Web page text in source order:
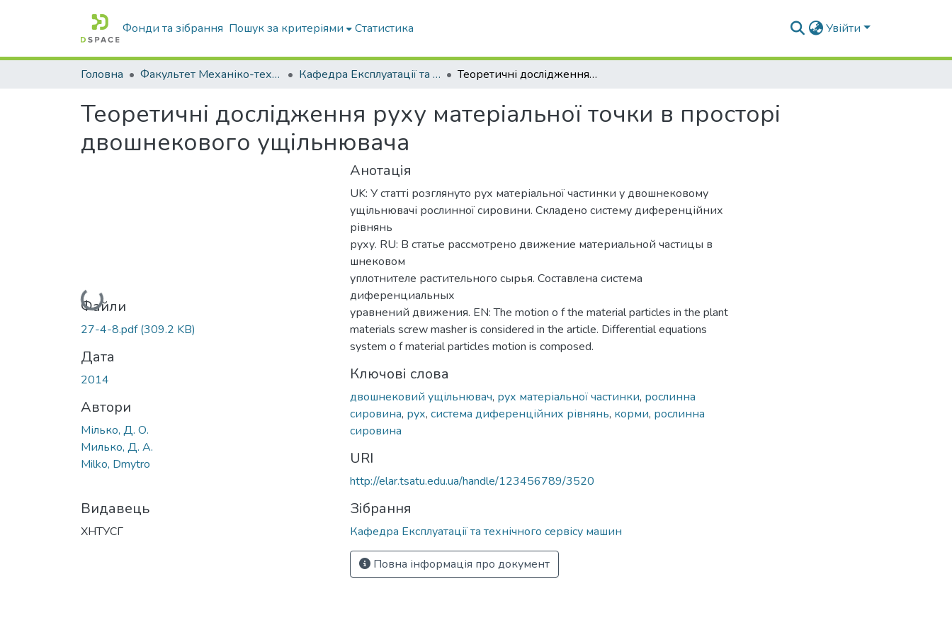
Фонди та зібрання Пошук за критеріями Статистика Увійти
Головна Факультет Механіко-технологічний Кафедра Експлуатації та технічного сервісу машин Теоретичні дослідження руху матеріальної точки в просторі двошнекового ущільнювача
Теоретичні дослідження руху матеріальної точки в просторі
двошнекового ущільнювача
Вантажиться...
Файли
27-4-8.pdf(309.2 KB)
Дата
2014
Автори
Мілько, Д. О.
Милько, Д. А.
Milko, Dmytro
Видавець
ХНТУСГ
Анотація
UK: У статті розглянуто рух матеріальної частинки у двошнековому
ущільнювачі рослинної сировини. Складено систему диференційних
рівнянь
руху. RU: В статье рассмотрено движение материальной частицы в
шнековом
уплотнителе растительного сырья. Составлена система
диференциальных
уравнений движения. EN: The motion o f the material particles in the plant
materials screw masher is considered in the article. Differential equations
system o f material particles motion is composed.
Ключові слова
двошнековий ущільнювач, рух матеріальної частинки, рослинна
сировина, рух, система диференційних рівнянь, корми, рослинна
сировина
URI
http://elar.tsatu.edu.ua/handle/123456789/3520
Зібрання
Кафедра Експлуатації та технічного сервісу машин
Повна інформація про документ